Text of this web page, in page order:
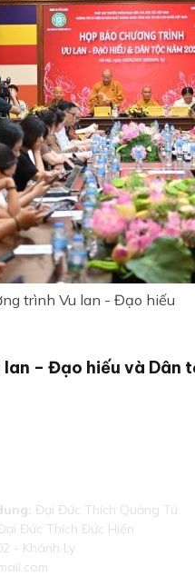
trình Vu lan - Đạo hiếu
– Đạo hiếu và Dân
Đại Đức Thích Quảng Tú
Đức Thích Đức Hiển
- Khánh Ly